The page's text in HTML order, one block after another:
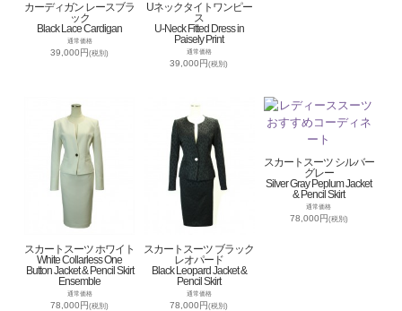
カーディガン レースブラ
ック
Black Lace Cardigan
通常価格
39,000円(税別)
Uネックタイトワンピー
ス
U-Neck Fitted Dress in
Paisely Print
通常価格
39,000円(税別)
スカートスーツ ホワイト
White Collarless One
Button Jacket & Pencil Skirt
Ensemble
通常価格
78,000円(税別)
スカートスーツ ブラック
レオパード
Black Leopard Jacket &
Pencil Skirt
通常価格
78,000円(税別)
スカートスーツ シルバー
グレー
Silver Gray Peplum Jacket
& Pencil Skirt
通常価格
78,000円 (税別)